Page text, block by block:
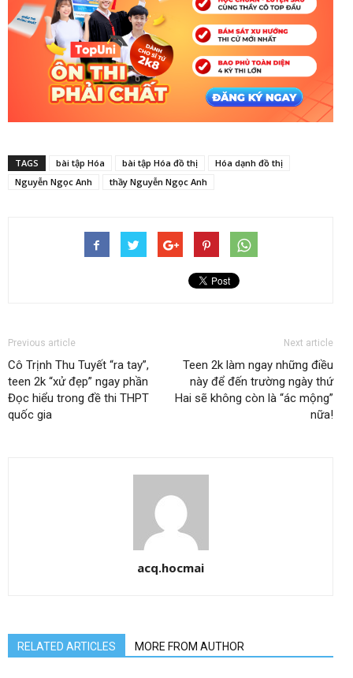
TAGS bài tập Hóa bài tập Hóa đồ thị
Hóa dạnh đồ thị
Nguyễn Ngọc Anh
thầy Nguyễn Ngọc Anh
Previous article
Cô Trịnh Thu Tuyết “ra tay”,
teen 2k “xử đẹp” ngay phần
Đọc hiểu trong đề thi THPT
quốc gia
Next article
Teen 2k làm ngay những điều
này để đến trường ngày thứ
Hai sẽ không còn là “ác mộng”
nữa!
acq.hocmai
RELATED ARTICLES MORE FROM AUTHOR